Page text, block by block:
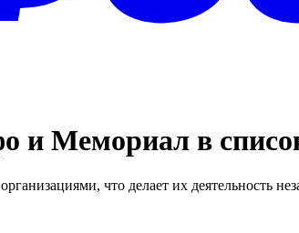
Мемориал в
что делает их деятельность